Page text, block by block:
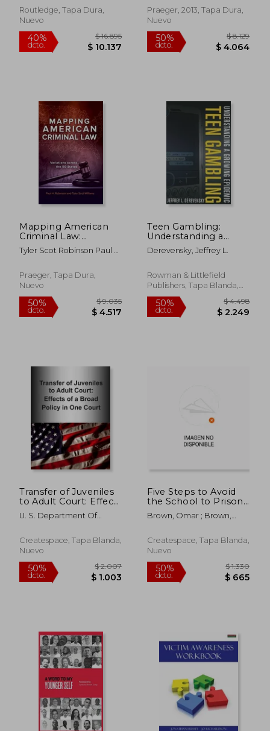
50%
dcto.
Rolf
Routledge, Tapa Dura,
Nuevo
40%
dcto.
$ 16.895
$ 10.137
Praeger, 2013, Tapa Dura,
Nuevo
50%
dcto.
Mapping American
Criminal Law:
Variations across the
50 States (en Inglés)
Tyler Scot Robinson Paul H.
Praeger, Tapa Dura,
Nuevo
Teen Gambling:
Understanding a
Growing Epidemic
(en Inglés)
Derevensky, Jeffrey L.
Rowman & Littlefield
Publishers, Tapa Blanda,
Nuevo
Transfer of Juveniles
to Adult Court: Effects
of a Broad Policy in
One Court (Black and
U. S. Department Of
Createspace, Tapa Blanda,
Nuevo
Five Steps to Avoid
the School to Prison
Pipeline: Excellent
usage for Restorative
discussions (en
Inglés)
Brown, Omar ; Brown,
Createspace, Tapa Blanda,
Nuevo